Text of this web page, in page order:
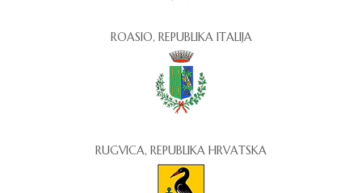
ROASIO, REPUBLIKA ITALIJA
RUGVICA, REPUBLIKA HRVATSKA